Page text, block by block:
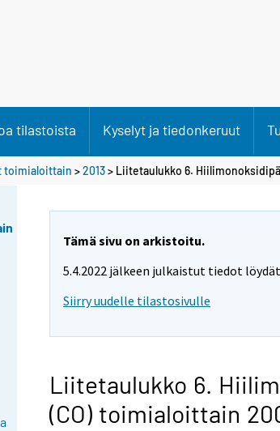
tilastoista Kyselyt ja tiedonkeruut
toimialoittain >2013> Liitetaulukko 6.
Tämä sivu on arkistoitu.
5.4.2022 jälkeen julkaistut tiedot
Siirry uudelle tilastosivulle
Liitetaulukko 6.
(CO) toimialoittain